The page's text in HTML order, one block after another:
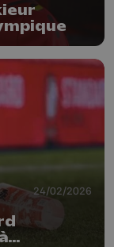
24/02/2026